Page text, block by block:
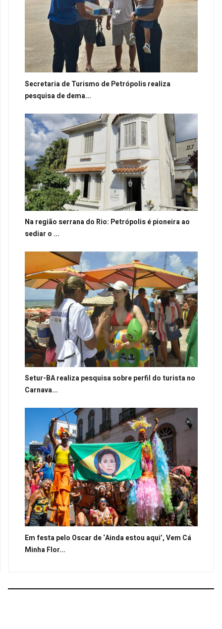
Secretaria de Turismo de Petrópolis realiza
pesquisa de dema...
Na região serrana do Rio: Petrópolis é pioneira ao
sediar o ...
Setur-BA realiza pesquisa sobre perfil do turista no
Carnava...
Em festa pelo Oscar de ‘Ainda estou aqui’, Vem Cá
Minha Flor...